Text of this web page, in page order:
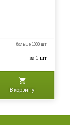
больше 1000 шт
за 1 шт
В корзину